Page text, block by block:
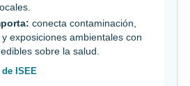
conecta contaminación,
exposiciones ambientales con
sobre la salud.
ISEE